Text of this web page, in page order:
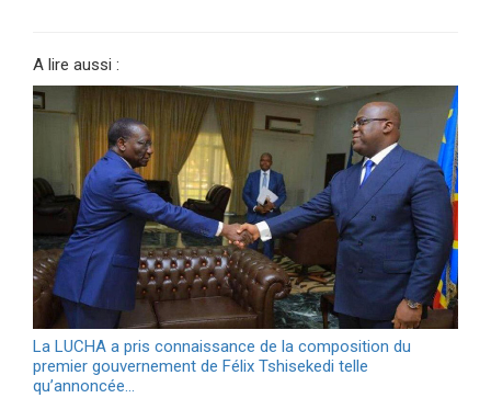
A lire aussi :
La LUCHA a pris connaissance de la composition du
premier gouvernement de Félix Tshisekedi telle
qu’annoncée…